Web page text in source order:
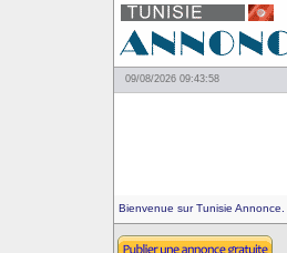
09/08/2026 09:43:58
Bienvenue sur Tunisie Annonce.